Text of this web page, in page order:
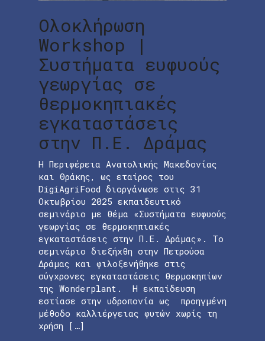
Ολοκλήρωση
Workshop |
Συστήματα ευφυούς
γεωργίας σε
θερμοκηπιακές
εγκαταστάσεις
στην Π.Ε. Δράμας
Η Περιφέρεια Ανατολικής Μακεδονίας
και Θράκης, ως εταίρος του
DigiAgriFood διοργάνωσε στις 31
Οκτωβρίου 2025 εκπαιδευτικό
σεμινάριο με θέμα «Συστήματα ευφυούς
γεωργίας σε θερμοκηπιακές
εγκαταστάσεις στην Π.Ε. Δράμας». Το
σεμινάριο διεξήχθη στην Πετρούσα
Δράμας και φιλοξενήθηκε στις
σύγχρονες εγκαταστάσεις θερμοκηπίων
της Wonderplant. Η εκπαίδευση
εστίασε στην υδροπονία ως προηγμένη
μέθοδο καλλιέργειας φυτών χωρίς τη
χρήση […]